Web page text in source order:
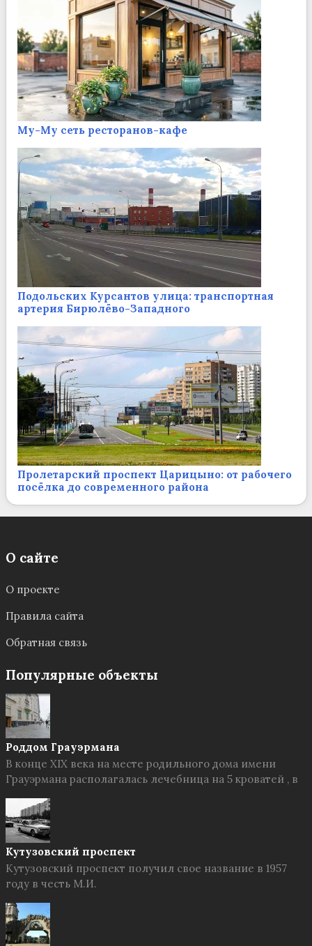
Му-Му сеть ресторанов-кафе
Подольских Курсантов улица: транспортная
артерия Бирюлёво-Западного
Пролетарский проспект Царицыно: от рабочего
посёлка до современного района
О сайте
О проекте
Правила сайта
Обратная связь
Популярные объекты
Роддом Грауэрмана
В конце XIX века на месте родильного дома имени
Грауэрмана располагалась лечебница на 5 кроватей , в
Кутузовский проспект
Кутузовский проспект получил свое название в 1957
году в честь М.И.